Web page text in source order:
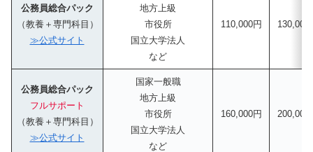
公務員総合パック
（教養＋専門科目）
≫公式サイト
地方上級
市役所
国立大学法人
など
110,000円 130,000
公務員総合パック
フルサポート
（教養＋専門科目）
≫公式サイト
国家一般職
地方上級
市役所
国立大学法人
など
160,000円 200,000